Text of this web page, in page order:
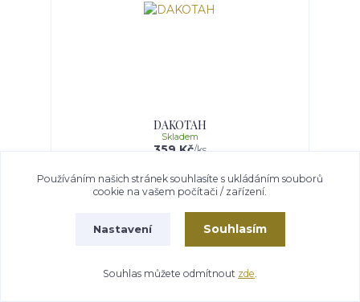
DAKOTAH
359 Kč/ks
Skladem
Přidat do košíku
Používáním našich stránek souhlasíte s ukládáním souborů
cookie na vašem počítači / zařízení.
Nastavení Souhlasím
Souhlas můžete odmítnout zde